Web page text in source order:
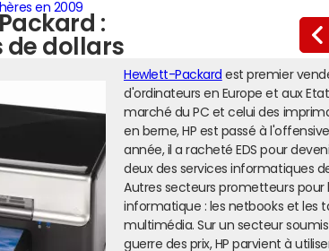
:
de dollars
en 2009
Hewlett-Packard est premier
d'ordinateurs en Europe et aux
marché du PC et celui des
en berne, HP est passé à
année, il a racheté EDS pour
deux des services informatiques
Autres secteurs prometteurs pour
informatique : les netbooks et les
multimédia. Sur un secteur
guerre des prix, HP parvient à